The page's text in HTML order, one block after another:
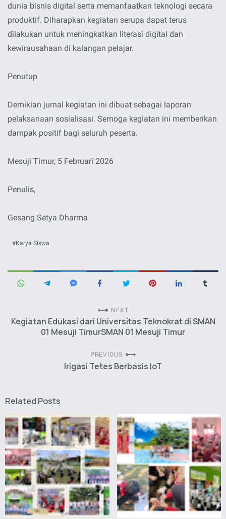
dunia bisnis digital serta memanfaatkan teknologi secara
produktif. Diharapkan kegiatan serupa dapat terus
dilakukan untuk meningkatkan literasi digital dan
kewirausahaan di kalangan pelajar.
Penutup
Demikian jurnal kegiatan ini dibuat sebagai laporan
pelaksanaan sosialisasi. Semoga kegiatan ini memberikan
dampak positif bagi seluruh peserta.
Mesuji Timur, 5 Februari 2026
Penulis,
Gesang Setya Dharma
Karya Siswa
NEXT
Kegiatan Edukasi dari Universitas Teknokrat di SMAN
01 Mesuji TimurSMAN 01 Mesuji Timur
PREVIOUS
Irigasi Tetes Berbasis IoT
Related Posts